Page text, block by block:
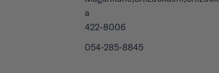
a
422-8006
054-285-8845